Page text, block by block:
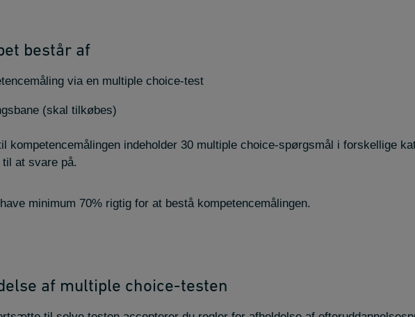
består af
via en multiple choice-test
(skal tilkøbes)
kompetencemålingen indeholder 30 multiple choice-spørgsmål i forskellige
at svare på.
minimum 70% rigtig for at bestå kompetencemålingen.
af multiple choice-testen